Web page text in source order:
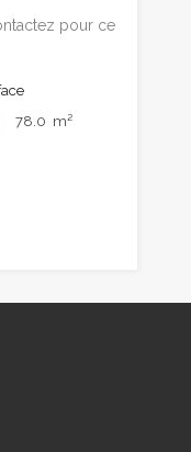
pour ce
78.0 m²